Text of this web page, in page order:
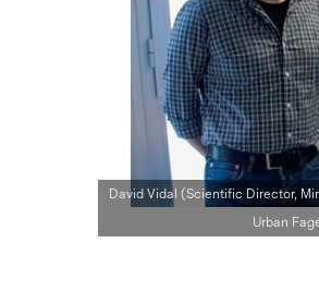
Intro per buscar o ESC per
David Vidal (Scientific Director,
Urban